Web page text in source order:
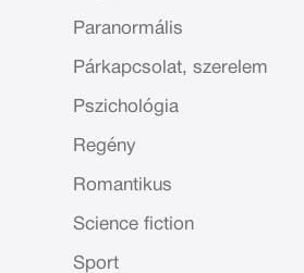
Paranormális
Párkapcsolat, szerelem
Pszichológia
Regény
Romantikus
Science fiction
Sport